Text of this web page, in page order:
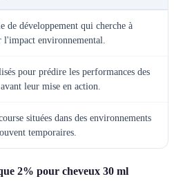
de développement qui cherche à
l'impact environnemental.
pour prédire les performances des
leur mise en action.
situées dans des environnements
temporaires.
2% pour cheveux 30 ml